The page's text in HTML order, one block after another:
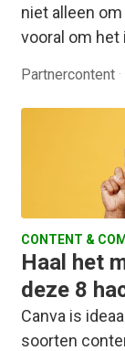
niet alleen
vooral om
Partnercontent ·
CONTENT &
Haal het
deze 8
Canva is
soorten